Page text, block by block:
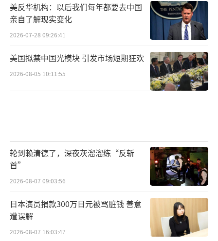
美反华机构：以后我们每年都要去中国
亲自了解现实变化
2026-07-28 09:26:41
美国拟禁中国光模块 引发市场短期狂欢
2026-08-05 10:11:55
轮到赖清德了，深夜灰溜溜练“反斩
首”
2026-08-07 09:03:56
日本演员捐款300万日元被骂脏钱 善意
遭误解
2026-08-07 16:03:47